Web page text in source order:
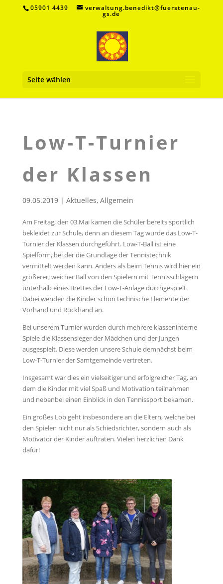
05901 4439 verwaltung.benedikt@fuerstenau-
gs.de
Seite wählen
Low-T-Turnier
der Klassen
09.05.2019| Aktuelles, Allgemein
Am Freitag, den 03.Mai kamen die Schüler bereits sportlich
bekleidet zur Schule, denn an diesem Tag wurde das Low-T-
Turnier der Klassen durchgeführt. Low-T-Ball ist eine
Spielform, bei der die Grundlage der Tennistechnik
vermittelt werden kann. Anders als beim Tennis wird hier ein
größerer, weicher Ball von den Spielern mit Tennisschlägern
unterhalb eines Brettes der Low-T-Anlage durchgespielt.
Dabei wenden die Kinder schon technische Elemente der
Vorhand und Rückhand an.
Bei unserem Turnier wurden durch mehrere klasseninterne
Spiele die Klassensieger der Mädchen und der Jungen
ausgespielt. Diese werden unsere Schule demnächst beim
Low-T-Turnier der Samtgemeinde vertreten.
Insgesamt war dies ein vielseitiger und erfolgreicher Tag, an
dem die Kinder mit viel Spaß und Motivation teilnahmen
und nebenbei einen Einblick in den Tennissport bekamen.
Ein großes Lob geht insbesondere an die Eltern, welche bei
den Spielen nicht nur als Schiedsrichter, sondern auch als
Motivator der Kinder auftraten. Vielen herzlichen Dank
dafür!